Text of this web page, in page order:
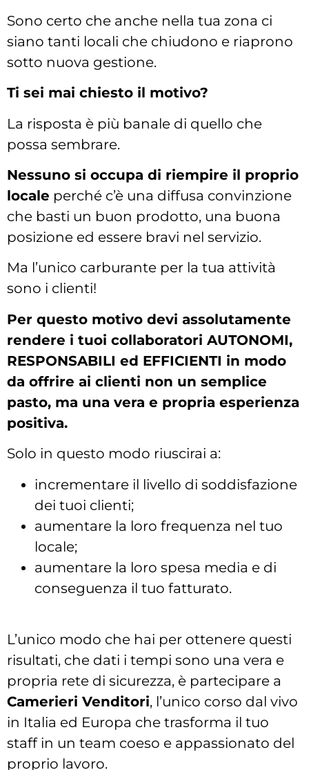
Sono certo che anche nella tua zona ci
siano tanti locali che chiudono e riaprono
sotto nuova gestione.
Ti sei mai chiesto il motivo?
La risposta è più banale di quello che
possa sembrare.
Nessuno si occupa di riempire il proprio
locale perché c’è una diffusa convinzione
che basti un buon prodotto, una buona
posizione ed essere bravi nel servizio.
Ma l’unico carburante per la tua attività
sono i clienti!
Per questo motivo devi assolutamente
rendere i tuoi collaboratori AUTONOMI,
RESPONSABILI ed EFFICIENTI in modo
da offrire ai clienti non un semplice
pasto, ma una vera e propria esperienza
positiva.
Solo in questo modo riuscirai a:
incrementare il livello di soddisfazione
dei tuoi clienti;
aumentare la loro frequenza nel tuo
locale;
aumentare la loro spesa media e di
conseguenza il tuo fatturato.
L’unico modo che hai per ottenere questi
risultati, che dati i tempi sono una vera e
propria rete di sicurezza, è partecipare a
Camerieri Venditori, l’unico corso dal vivo
in Italia ed Europa che trasforma il tuo
staff in un team coeso e appassionato del
proprio lavoro.